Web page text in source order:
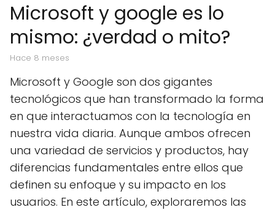
Microsoft y google es lo
mismo: ¿verdad o mito?
hace 8 meses
Microsoft y Google son dos gigantes
tecnológicos que han transformado la forma
en que interactuamos con la tecnología en
nuestra vida diaria. Aunque ambos ofrecen
una variedad de servicios y productos, hay
diferencias fundamentales entre ellos que
definen su enfoque y su impacto en los
usuarios. En este artículo, exploraremos las